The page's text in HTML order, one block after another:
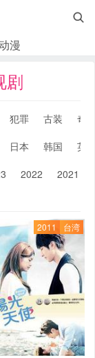

漫
剧
犯罪 古装
奇
日本 韩国
英
2022 2021
2011 台湾